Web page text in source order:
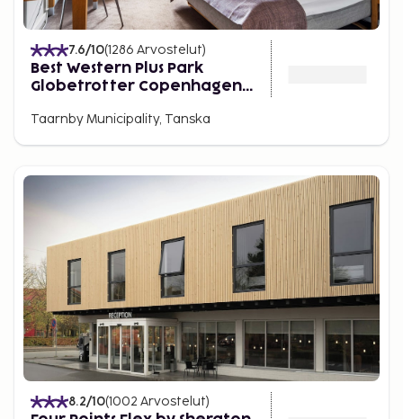
7.6/10(1286 Arvostelut)
Best Western Plus Park
Globetrotter Copenhagen
Taarnby Municipality, Tanska
8.2/10(1002 Arvostelut)